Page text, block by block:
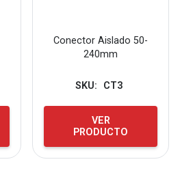
Conector Aislado 50-
240mm
SKU: CT3
VER
PRODUCTO